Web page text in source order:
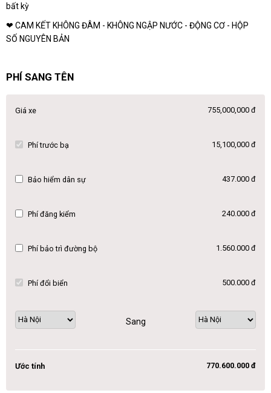
bất kỳ
❤ CAM KẾT KHÔNG ĐÂM - KHÔNG NGẬP NƯỚC - ĐỘNG CƠ - HỘP
SỐ NGUYÊN BẢN
PHÍ SANG TÊN
Giá xe 755,000,000 đ
Phí trước bạ 15,100,000 đ
Bảo hiểm dân sự 437.000 đ
Phí đăng kiểm 240.000 đ
Phí bảo trì đường bộ 1.560.000 đ
Phí đổi biển 500.000 đ
Sang
Ước tính 770.600.000 đ